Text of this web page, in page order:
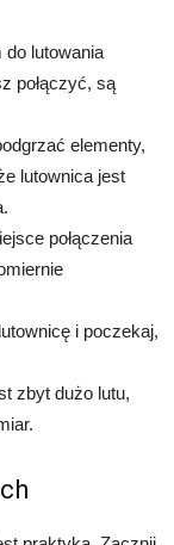
lutowania
połączyć, są
elementy,
lutownica jest
połączenia
i poczekaj,
zbyt dużo lutu,